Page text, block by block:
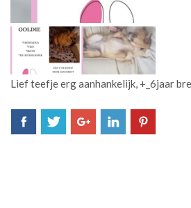
Lief teefje erg aanhankelijk, +_6jaar